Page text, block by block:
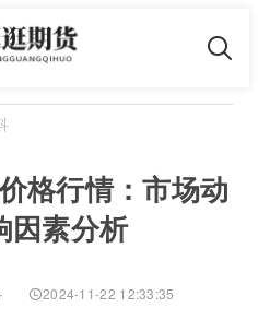
格行情：市场动
因素分析
2024-11-22 12:33:35